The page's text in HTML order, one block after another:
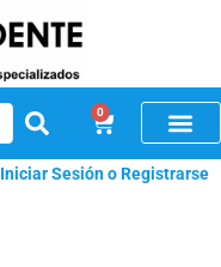
0
Iniciar Sesión o Registrarse